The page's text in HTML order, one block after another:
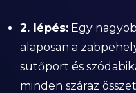
2. lépés: Egy
alaposan a
sütőport és
minden száraz